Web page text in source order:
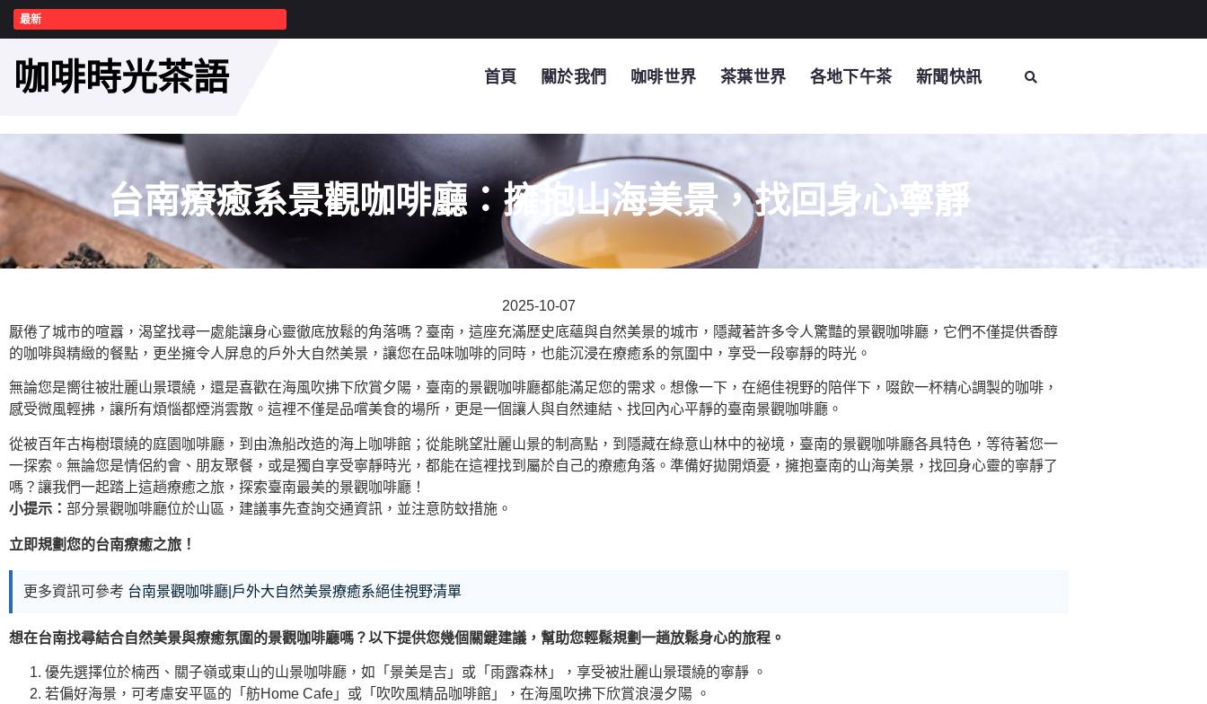
最新
咖啡時光茶語 首頁 關於我們 咖啡世界 茶葉世界 各地下午茶 新聞快訊
台南療癒系景觀咖啡廳：擁抱山海美景，找回身心寧靜
2025-10-07
厭倦了城市的喧囂，渴望找尋一處能讓身心靈徹底放鬆的角落嗎？臺南，這座充滿歷史底蘊與自然美景的城市，隱藏著許多令人驚豔的景觀咖啡廳，它們不僅提供香醇
的咖啡與精緻的餐點，更坐擁令人屏息的戶外大自然美景 ，讓您在品味咖啡的同時，也能沉浸在療癒系的氛圍中，享受一段寧靜的時光。
無論您是嚮往被壯麗山景環繞，還是喜歡在海風吹拂下欣賞夕陽，臺南的景觀咖啡廳都能滿足您的需求。想像一下，在絕佳視野的陪伴下，啜飲一杯精心調製的咖啡，
感受微風輕拂，讓所有煩惱都煙消雲散。這裡不僅是品嚐美食的場所，更是一個讓人與自然連結、找回內心平靜的臺南景觀咖啡廳 。
從被百年古梅樹環繞的庭園咖啡廳，到由漁船改造的海上咖啡館；從能眺望壯麗山景的制高點，到隱藏在綠意山林中的祕境，臺南的景觀咖啡廳各具特色，等待著您一
一探索。無論您是情侶約會、朋友聚餐，或是獨自享受寧靜時光，都能在這裡找到屬於自己的療癒角落。準備好拋開煩憂，擁抱臺南的山海美景，找回身心靈的寧靜了
嗎？讓我們一起踏上這趟療癒之旅，探索臺南最美的景觀咖啡廳！
小提示： 部分景觀咖啡廳位於山區，建議事先查詢交通資訊，並注意防蚊措施。
立即規劃您的台南療癒之旅！
更多資訊可參考 台南景觀咖啡廳|戶外大自然美景療癒系絕佳視野清單
想在台南找尋結合自然美景與療癒氛圍的景觀咖啡廳嗎？以下提供您幾個關鍵建議，幫助您輕鬆規劃一趟放鬆身心的旅程。
優先選擇位於楠西、關子嶺或東山的山景咖啡廳，如「景美是吉」或「雨露森林」，享受被壯麗山景環繞的寧靜 。
若偏好海景，可考慮安平區的「舫Home Cafe」或「吹吹風精品咖啡館」，在海風吹拂下欣賞浪漫夕陽 。